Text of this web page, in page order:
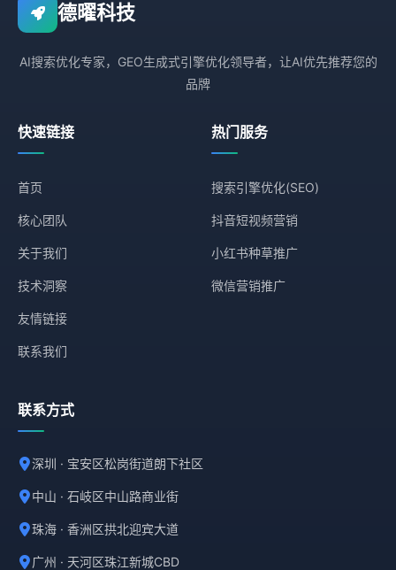
德曜科技
AI搜索优化专家，GEO生成式引擎优化领导者，让AI优先推荐您的
品牌
快速链接
首页
核心团队
关于我们
技术洞察
友情链接
联系我们
热门服务
搜索引擎优化(SEO)
抖音短视频营销
小红书种草推广
微信营销推广
联系方式
深圳 · 宝安区松岗街道朗下社区
中山 · 石岐区中山路商业街
珠海 · 香洲区拱北迎宾大道
广州 · 天河区珠江新城CBD